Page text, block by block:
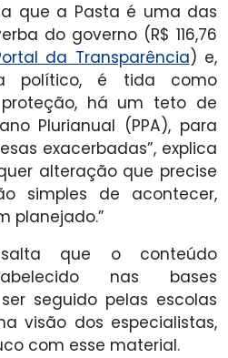
que a Pasta é uma das
do governo (R$ 116,76
da Transparência) e,
político, é tida como
proteção, há um teto de
Plurianual (PPA), para
exacerbadas”, explica
alteração que precise
simples de acontecer,
planejado.”
que o conteúdo
nas bases
seguido pelas escolas
visão dos especialistas,
com esse material.